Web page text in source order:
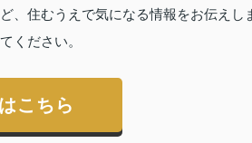
、住むうえで気になる情報をお伝えし
ください。
こちら